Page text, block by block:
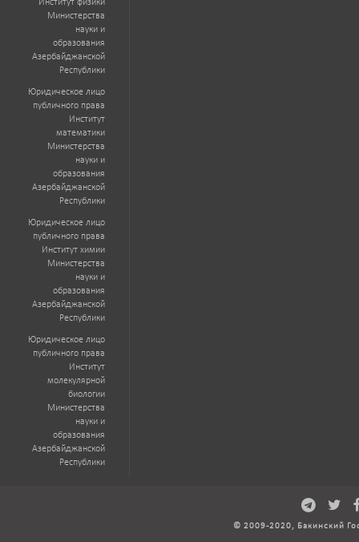
Институт физики
Министерства
науки и
образования
Азербайджанской
Республики
Юридическое лицо
публичного права
Институт
математики
Министерства
науки и
образования
Азербайджанской
Республики
Юридическое лицо
публичного права
Институт химии
Министерства
науки и
образования
Азербайджанской
Республики
Юридическое лицо
публичного права
Институт
молекулярной
биологии
Министерства
науки и
образования
Азербайджанской
Республики
© 2009-2020, Бакинский